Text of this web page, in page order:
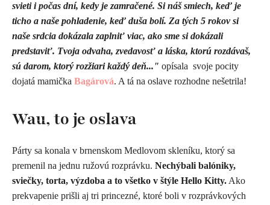
svieti i počas dní, kedy je zamračené. Si náš smiech, keď je
ticho a naše pohladenie, keď duša bolí. Za tých 5 rokov si
naše srdcia dokázala zaplniť viac, ako sme si dokázali
predstaviť. Tvoja odvaha, zvedavosť a láska, ktorú rozdávaš,
sú darom, ktorý rozžiari každý deň..." opísala svoje pocity
dojatá mamička Bagárová. A tá na oslave rozhodne nešetrila!
Wau, to je oslava
Párty sa konala v brnenskom Medlovom skleníku, ktorý sa
premenil na jednu ružovú rozprávku. Nechýbali balóniky,
sviečky, torta, výzdoba a to všetko v štýle Hello Kitty. Ako
prekvapenie prišli aj tri princezné, ktoré boli v rozprávkových